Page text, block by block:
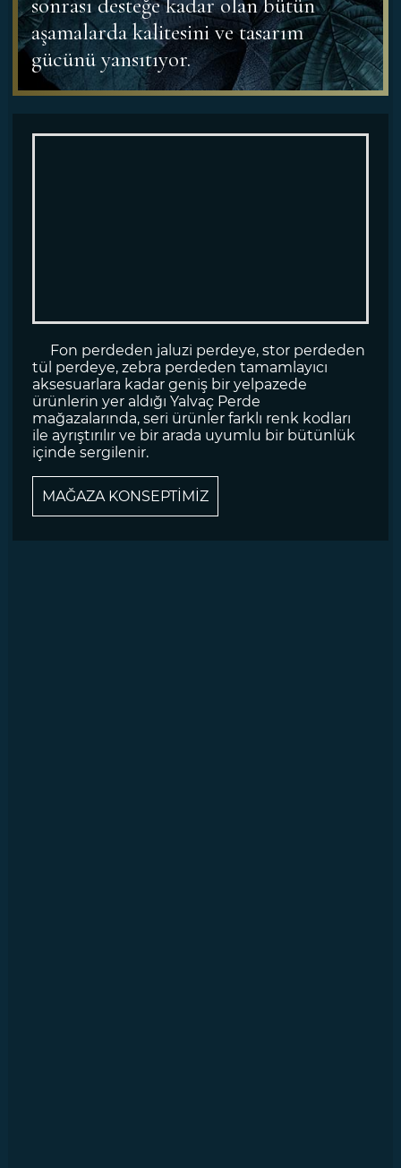
aşamalarda kalitesini ve tasarım
gücünü yansıtıyor.
Fon perdeden jaluzi perdeye, stor perdeden
tül perdeye, zebra perdeden tamamlayıcı
aksesuarlara kadar geniş bir yelpazede
ürünlerin yer aldığı Yalvaç Perde
mağazalarında, seri ürünler farklı renk kodları
ile ayrıştırılır ve bir arada uyumlu bir bütünlük
içinde sergilenir.
MAĞAZA KONSEPTİMİZ